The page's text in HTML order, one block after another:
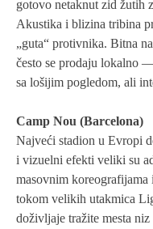
gotovo netaknut zid žutih
Akustika i blizina tribina
„guta“ protivnika. Bitna
često se prodaju lokalno
sa lošijim pogledom, ali
Camp Nou (Barcelona)
Najveći stadion u Evropi
i vizuelni efekti veliki su
masovnim
tokom velikih utakmica
doživljaje tražite mesta